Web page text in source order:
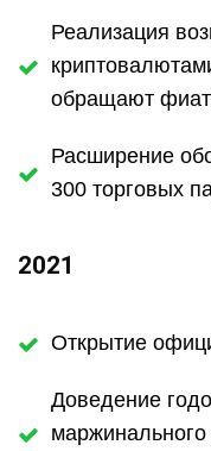
Реализация
обращают
Расширение
300 торговых
2021
Открытие
Доведение